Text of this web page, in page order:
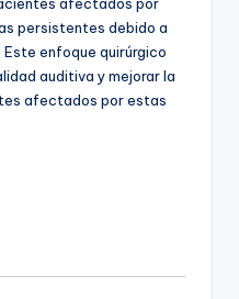
persistentes debido a
Este enfoque quirúrgico
auditiva y mejorar la
afectados por estas